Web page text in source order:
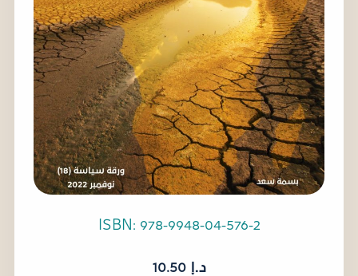
ISBN: 978-9948-04-576-2
د.إ10.50